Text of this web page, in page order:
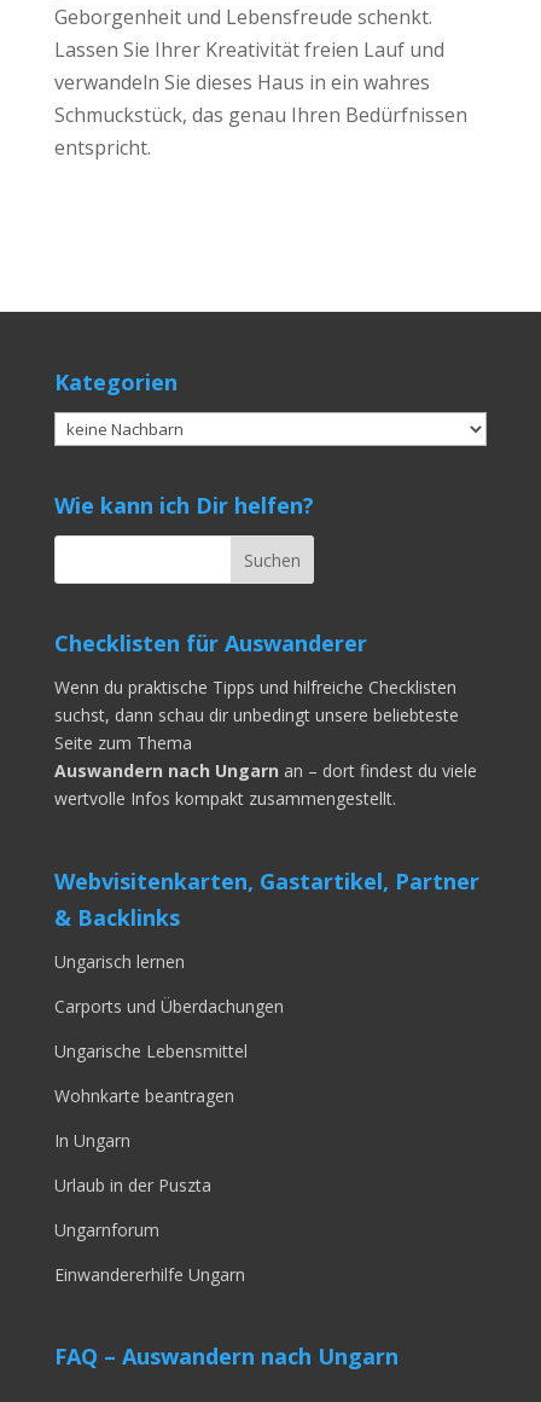
Geborgenheit und Lebensfreude schenkt.
Lassen Sie Ihrer Kreativität freien Lauf und
verwandeln Sie dieses Haus in ein wahres
Schmuckstück, das genau Ihren Bedürfnissen
entspricht.
Kategorien
Kategorien
Wie kann ich Dir helfen?
Checklisten für Auswanderer
Wenn du praktische Tipps und hilfreiche Checklisten
suchst, dann schau dir unbedingt unsere beliebteste
Seite zum Thema
Auswandern nach Ungarn an – dort findest du viele
wertvolle Infos kompakt zusammengestellt.
Webvisitenkarten, Gastartikel, Partner
& Backlinks
Ungarisch lernen
Carports und Überdachungen
Ungarische Lebensmittel
Wohnkarte beantragen
In Ungarn
Urlaub in der Puszta
Ungarnforum
Einwandererhilfe Ungarn
FAQ – Auswandern nach Ungarn